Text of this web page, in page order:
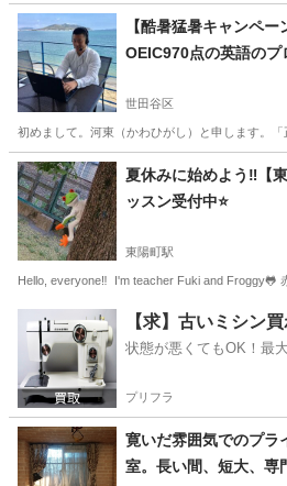
【酷暑猛暑キャンペ
OEIC970点の英語の
あなたの英語力を効
す！【残り1枠】
世田谷区
初めまして。河東（かわひがし）と申します。
東京 世田谷区 英語 TOEIC
夏休みに始めよう‼️【
ッスン受付中⭐️
東陽町駅
Hello, everyone‼️ I'm teacher Fuki and Froggy🐸
東京 江東区 東陽町駅 英会話
【求】古いミシン
状態が悪くてもOK！最
プリフラ
寛いだ雰囲気でのプラ
室。長い間、短大、専